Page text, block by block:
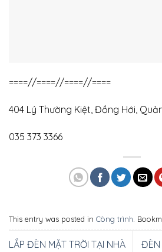
====//====//====//====
404 Lý Thường Kiệt, Đồng Hới,
035 373 3366
This entry was posted in Công trình .
LẮP ĐÈN MẶT TRỜI TẠI NHÀ
ĐÈN